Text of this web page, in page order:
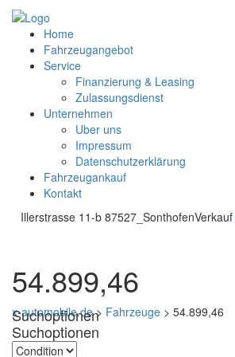
Home
Fahrzeugangebot
Service
Finanzierung & Leasing
Zulassungsdienst
Unternehmen
Uber uns
Impressum
Datenschutzerklärung
Fahrzeugankauf
Kontakt
Verkauf
Illerstrasse 11-b 87527_Sonthofen
54.899,46
x-automobile.de> Fahrzeuge > 54.899,46
Suchoptionen
Suchoptionen